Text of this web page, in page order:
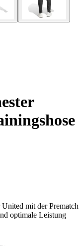
mit der Prematch
optimale Leistung